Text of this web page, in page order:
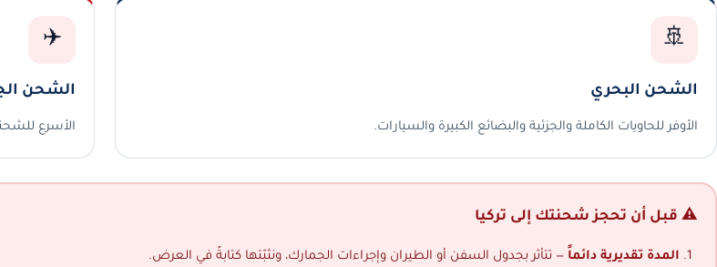
🚢
الشحن البحري
الأوفر للحاويات الكاملة والجزئية والبضائع الكبيرة والسيارات.
✈️
الشحن
الأسرع
⚠️ قبل أن تحجز شحنتك إلى تركيا
المدة تقديرية دائماً — تتأثر بجدول السفن أو الطيران وإجراءات الجمارك، ونثبّتها كتابةً في العرض.